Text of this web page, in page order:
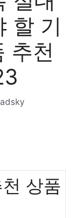
할 기
추천
상품